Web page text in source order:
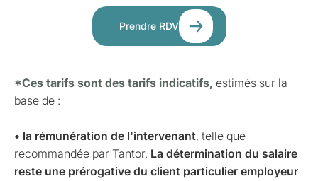
Prendre RDV
*Ces tarifs sont des tarifs indicatifs, estimés sur la
base de :
• la rémunération de l'intervenant, telle que
recommandée par Tantor. La détermination du salaire
reste une prérogative du client particulier employeur